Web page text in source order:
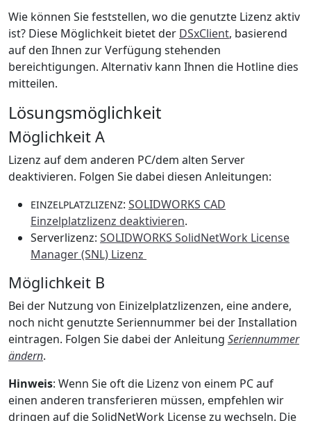
Wie können Sie feststellen, wo die genutzte Lizenz aktiv
ist? Diese Möglichkeit bietet der DSxClient, basierend
auf den Ihnen zur Verfügung stehenden
bereichtigungen. Alternativ kann Ihnen die Hotline dies
mitteilen.
Lösungsmöglichkeit
Möglichkeit A
Lizenz auf dem anderen PC/dem alten Server
deaktivieren. Folgen Sie dabei diesen Anleitungen:
EINZELPLATZLIZENZ: SOLIDWORKS CAD
Einzelplatzlizenz deaktivieren.
Serverlizenz: SOLIDWORKS SolidNetWork License
Manager (SNL) Lizenz
Möglichkeit B
Bei der Nutzung von Einizelplatzlizenzen, eine andere,
noch nicht genutzte Seriennummer bei der Installation
eintragen. Folgen Sie dabei der Anleitung Seriennummer
ändern.
Hinweis: Wenn Sie oft die Lizenz von einem PC auf
einen anderen transferieren müssen, empfehlen wir
dringen auf die SolidNetWork License zu wechseln. Die